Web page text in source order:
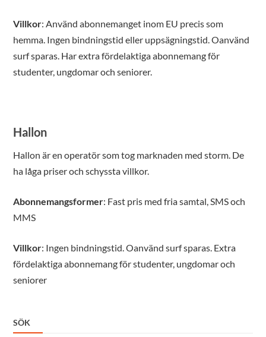
Villkor: Använd abonnemanget inom EU precis som
hemma. Ingen bindningstid eller uppsägningstid. Oanvänd
surf sparas. Har extra fördelaktiga abonnemang för
studenter, ungdomar och seniorer.
Hallon
Hallon är en operatör som tog marknaden med storm. De
ha låga priser och schyssta villkor.
Abonnemangsformer: Fast pris med fria samtal, SMS och
MMS
Villkor: Ingen bindningstid. Oanvänd surf sparas. Extra
fördelaktiga abonnemang för studenter, ungdomar och
seniorer
SÖK